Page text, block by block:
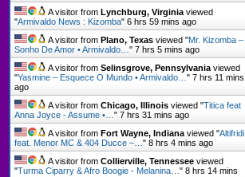
A visitor fromLynchburg, Virginia viewed
"Armivaldo News : Kizomba"6 hrs 59 mins ago
A visitor fromPlano, Texas viewed "Mr. Kizomba –
Sonho De Amor • Armivaldo…"7 hrs 5 mins ago
A visitor fromSelinsgrove, Pennsylvania viewed
"Yasmine – Esquece O Mundo • Armivaldo…"7 hrs 11 mins
ago
A visitor fromChicago, Illinois viewed "Titica feat
Anna Joyce - Assume •…"7 hrs 31 mins ago
A visitor fromFort Wayne, Indiana viewed "Altifridi
feat. Menor MC & 404 Ducce –…"8 hrs 4 mins ago
A visitor fromCollierville, Tennessee viewed
"Turma Ciparry & Afro Boogie - Melanina…"8 hrs 14 mins